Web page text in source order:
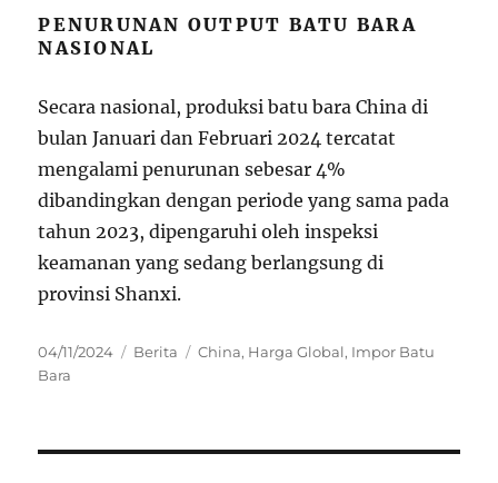
PENURUNAN OUTPUT BATU BARA
NASIONAL
Secara nasional, produksi batu bara China di
bulan Januari dan Februari 2024 tercatat
mengalami penurunan sebesar 4%
dibandingkan dengan periode yang sama pada
tahun 2023, dipengaruhi oleh inspeksi
keamanan yang sedang berlangsung di
provinsi Shanxi.
Posted
on
04/11/2024 Categories
Berita Tags
China, Harga Global, Impor Batu
Bara